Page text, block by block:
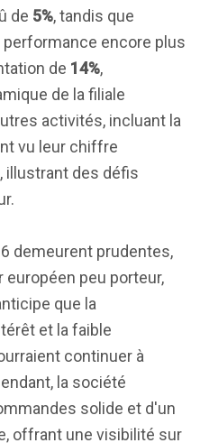
de 5%, tandis que
performance encore plus
de 14%,
de la filiale
activités, incluant la
vu leur chiffre
, illustrant des défis
demeurent prudentes,
peu porteur,
que la
et la faible
continuer à
la société
solide et d'un
offrant une visibilité sur